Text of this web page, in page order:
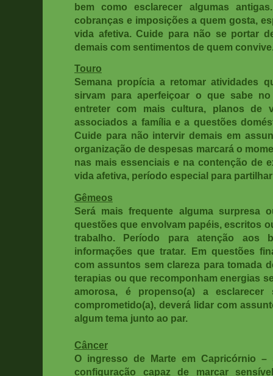
bem como esclarecer algumas
cobranças e imposições a quem gosta,
vida afetiva. Cuide para não se portar
demais com sentimentos de quem
Touro
Semana propícia a retomar atividades
sirvam para aperfeiçoar o que sabe
entreter com mais cultura, planos de
associados a família e a questões
Cuide para não intervir demais em
organização de despesas marcará o
nas mais essenciais e na contenção de
vida afetiva, período especial para
Gêmeos
Será mais frequente alguma surpresa
questões que envolvam papéis, escritos
trabalho. Período para atenção aos
informações que tratar. Em questões
com assuntos sem clareza para tomada
terapias ou que recomponham energias
amorosa, é propenso(a) a esclarecer
comprometido(a), deverá lidar com
algum tema junto ao par.
Câncer
O ingresso de Marte em Capricórnio
configuração capaz de marcar